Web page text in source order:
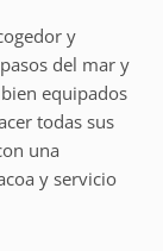
y
del mar y
equipados
todas sus
una
y servicio